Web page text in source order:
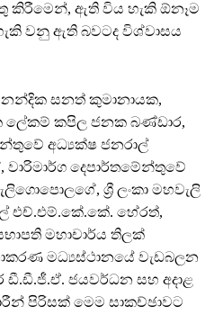
කිරීමෙන්, ඇති විය හැකි ඕනෑම
වනු ඇති බවටද විශ්වාසය
සනත් කුමානායක,
ලේකම් කපිල ජනක බණ්ඩාර,
අධ්‍යක්ෂ ජනරාල්
දෙපාර්තමේන්තුවේ
ශ්‍රී ලංකා මහවැලි
එච්.එම්.කේ.කේ. හේරත්,
මහාචාර්ය තිලක්
මධ්‍යස්ථානයේ වැඩබලන
ඩී.ඩී.ජී.ඒ. ජයවර්ධන සහ අදාළ
පිරිසක් මෙම සාකච්ඡාවට